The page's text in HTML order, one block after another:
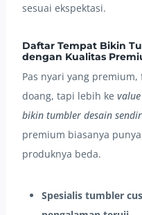
sesuai ekspektasi.
Daftar Tempat Bikin
dengan Kualitas
Pas nyari yang
doang, tapi lebih ke value
bikin tumbler desain
premium biasanya
produknya beda.
Spesialis tumbler